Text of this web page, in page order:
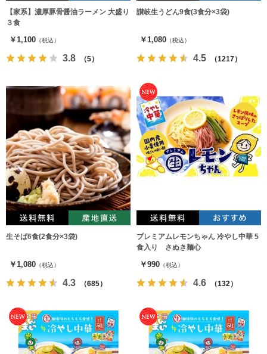
【家系】濃厚豚骨醤油ラーメン 大盛り
３食
￥1,100 （税込）
3.8 （5）
讃岐生うどん9食(3食分×3袋)
￥1,080 （税込）
4.5 （1217）
生そば6食(2食分×3袋)
￥1,080 （税込）
4.3 （685）
プレミアムレモンちゃん 冷やし中華 5
食入り さぬき麺心
￥990 （税込）
4.6 （132）